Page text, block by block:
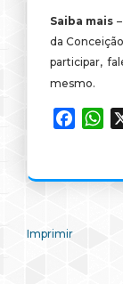
Saiba mais
da
participar,
mesmo.
Imprimir